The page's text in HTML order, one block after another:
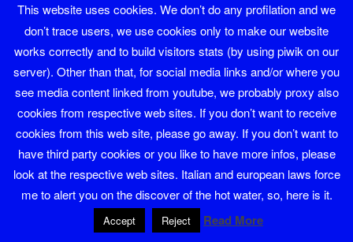
scagnaria = s.f. – gentaglia, canaglia.
scagnel = s.m. – scanno; panchetta poggiapiedi;
inginocchiatoio a forma di panchetta; trespolo.
scagnela = s.f. – inginocchiatoio per una persona.
scaia = s.f. – scaglia; scheggia; fig. donna molto magra.
scaiar = vr. – piallare.
scaiarol = s.m. – pialla, pialletto, sponderuola, sponderuola
a cornice; scaiarol a barca pialla con ceppo convesso per
This website uses cookies. We don’t do any profilation and we
don’t trace users, we use cookies only to make our website
works correctly and to build visitors stats (by using piwik on our
server). Other than that, for social media links and/or where you
see media content linked from youtube, we probably proxy also
cookies from respective web sites. If you don’t want to receive
cookies from this web site, please go away. If you don’t want to
have third party cookies or you like to have more infos, please
look at the respective web sites. Italian and european laws force
me to alert you on the discover of the hot water, so, here is it.
Accept Reject Read More